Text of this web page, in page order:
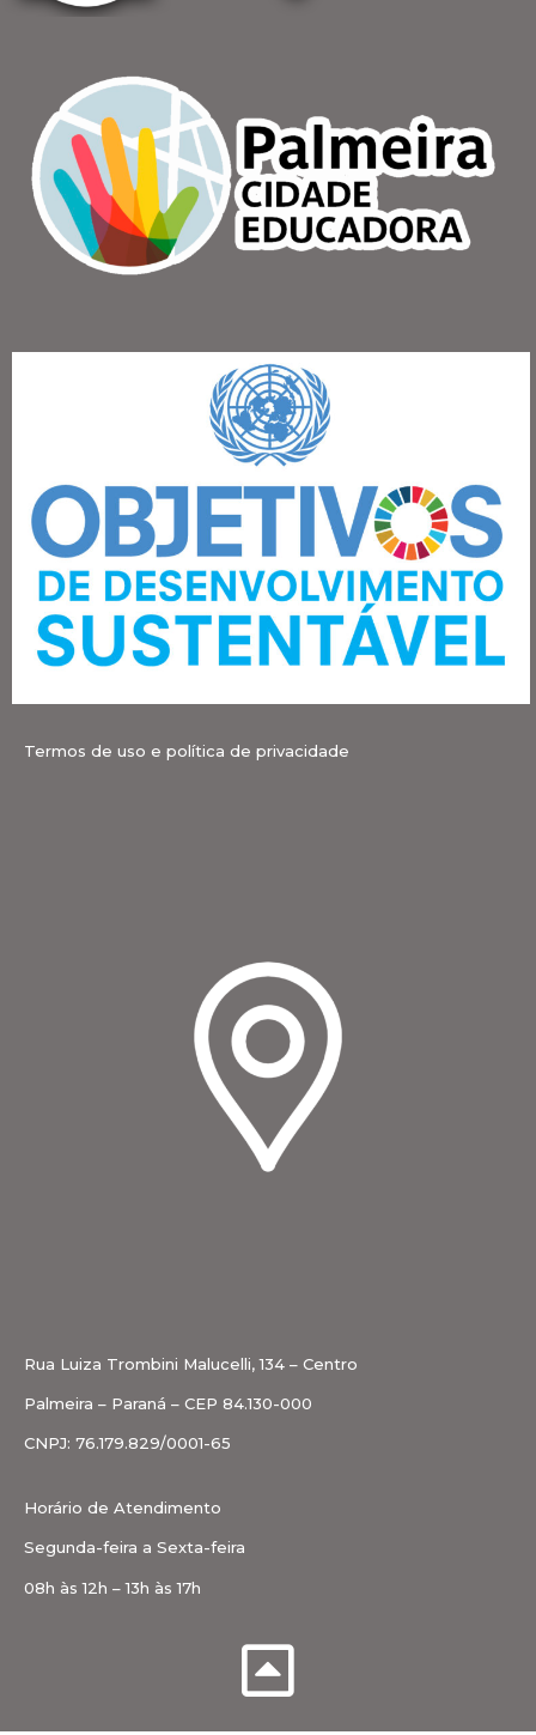
Termos de uso e política de privacidade
Rua Luiza Trombini Malucelli, 134 – Centro
Palmeira – Paraná – CEP 84.130-000
CNPJ: 76.179.829/0001-65
Horário de Atendimento
Segunda-feira a Sexta-feira
08h às 12h – 13h às 17h